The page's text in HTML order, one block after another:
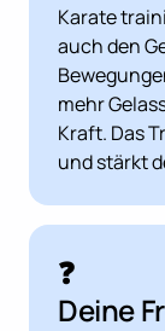
Karate
auch den
mehr
Kraft. Das
und stärkt
❓
Deine